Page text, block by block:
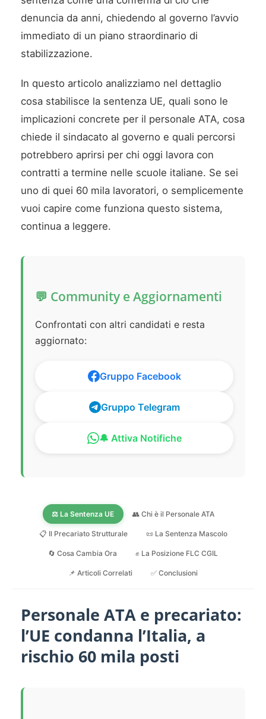
denuncia da anni, chiedendo al governo l’avvio
immediato di un piano straordinario di
stabilizzazione.
In questo articolo analizziamo nel dettaglio
cosa stabilisce la sentenza UE, quali sono le
implicazioni concrete per il personale ATA, cosa
chiede il sindacato al governo e quali percorsi
potrebbero aprirsi per chi oggi lavora con
contratti a termine nelle scuole italiane. Se sei
uno di quei 60 mila lavoratori, o semplicemente
vuoi capire come funziona questo sistema,
continua a leggere.
💬 Community e Aggiornamenti
Confrontati con altri candidati e resta
aggiornato:
Gruppo Facebook
Gruppo Telegram
🔔 Attiva Notifiche
⚖️ La Sentenza UE 👥 Chi è il Personale ATA
📋 Il Precariato Strutturale 📜 La Sentenza Mascolo
🔄 Cosa Cambia Ora ✊ La Posizione FLC CGIL
📌 Articoli Correlati ✅ Conclusioni
Personale ATA e precariato:
l’UE condanna l’Italia, a
rischio 60 mila posti